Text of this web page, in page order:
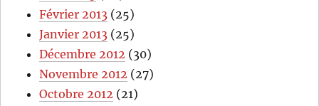
Février 2013 (25)
Janvier 2013 (25)
Décembre 2012 (30)
Novembre 2012 (27)
Octobre 2012 (21)